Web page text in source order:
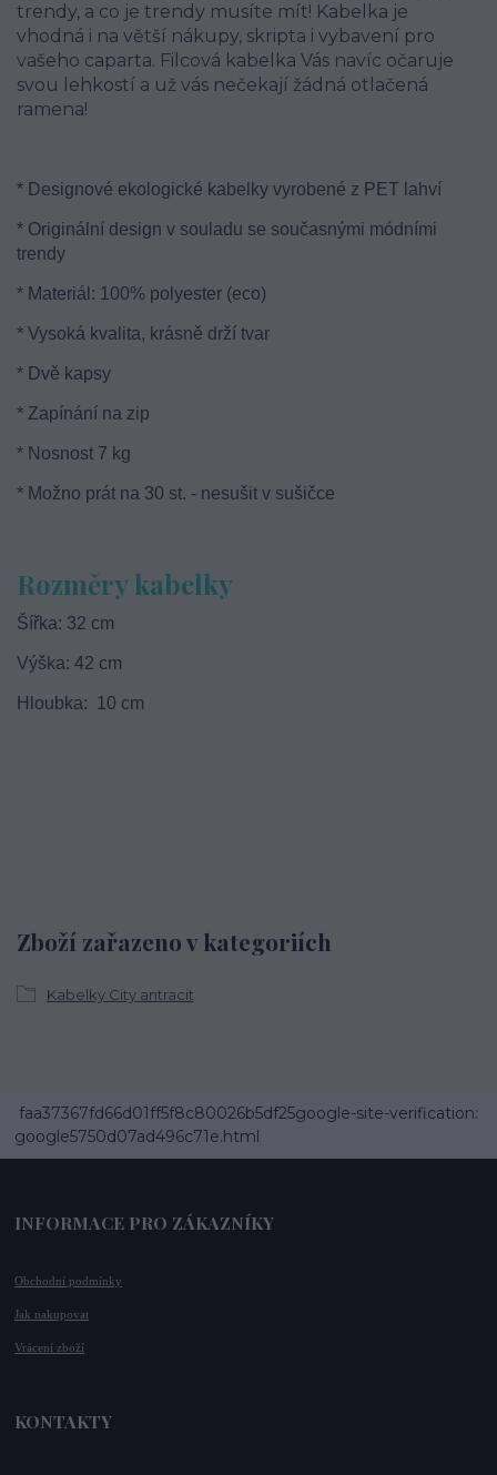
trendy, a co je trendy musíte mít! Kabelka je
vhodná i na větší nákupy, skripta i vybavení pro
vašeho caparta. Filcová kabelka Vás navíc očaruje
svou lehkostí a už vás nečekají žádná otlačená
ramena!
* Designové ekologické kabelky vyrobené z PET lahví
* Originální design v souladu se současnými módními
trendy
* Materiál: 100% polyester (eco)
* Vysoká kvalita, krásně drží tvar
* Dvě kapsy
* Zapínání na zip
* Nosnost 7 kg
* Možno prát na 30 st. - nesušit v sušičce
Rozměry kabelky
Šířka: 32 cm
Výška: 42 cm
Hloubka: 10 cm
Zboží zařazeno v kategoriích
Kabelky City antracit
faa37367fd66d01ff5f8c80026b5df25google-site-verification:
google5750d07ad496c71e.html
INFORMACE PRO ZÁKAZNÍKY
Obchodní podmínky
Jak nakupovat
Vrácení zboží
KONTAKTY